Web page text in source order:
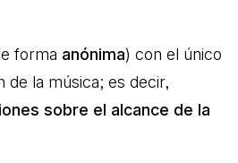
forma anónima) con el único
de la música; es decir,
sobre el alcance de la